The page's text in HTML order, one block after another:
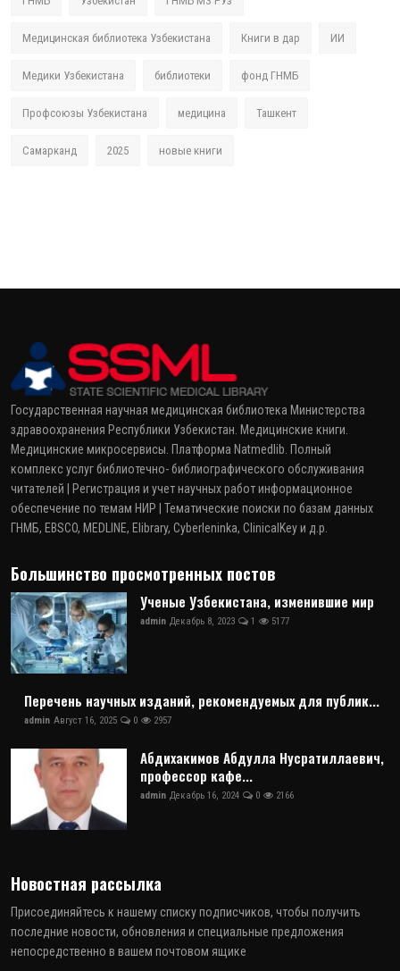
Медицинская библиотека Узбекистана Книги в дар ИИ
Медики Узбекистана библиотеки фонд ГНМБ
Профсоюзы Узбекистана медицина Ташкент
Самарканд 2025 новые книги
Государственная научная медицинская библиотека Министерства
здравоохранения Республики Узбекистан. Медицинские книги.
Медицинские микросервисы. Платформа Natmedlib. Полный
комплекс услуг библиотечно- библиографического обслуживания
читателей | Регистрация и учет научных работ информационное
обеспечение по темам НИР | Тематические поиски по базам данных
ГНМБ, EBSCO, MEDLINE, Elibrary, Cyberleninka, ClinicalKey и д.р.
Большинство просмотренных постов
Ученые Узбекистана, изменившие мир
admin Декабрь 8, 2023 1 5177
Перечень научных изданий, рекомендуемых для публик...
admin Август 16, 2025 0 2957
Абдихакимов Абдулла Нусратиллаевич,
профессор кафе...
admin Декабрь 16, 2024 0 2166
Новостная рассылка
Присоединяйтесь к нашему списку подписчиков, чтобы получить
последние новости, обновления и специальные предложения
непосредственно в вашем почтовом ящике